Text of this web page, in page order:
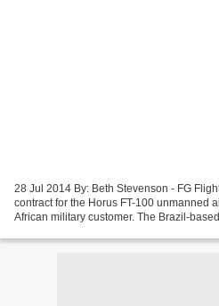
28 Jul 2014 By: Beth Stevenson - FG
contract for the Horus FT-100 unmanned
African military customer. The Brazil-